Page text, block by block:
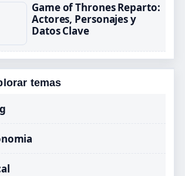
Game of Thrones Reparto:
Actores, Personajes y
Datos Clave
temas